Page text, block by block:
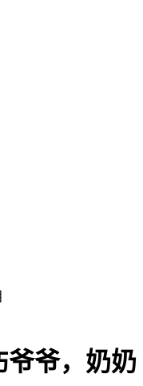
爷爷，奶奶